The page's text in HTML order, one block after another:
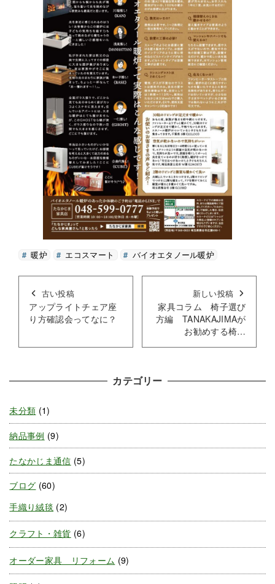
暖炉 エコスマート バイオエタノール暖炉
古い投稿
アップライトチェア座
り方確認会ってなに？
新しい投稿
家具コラム 椅子選び
方編 TANAKAJIMAが
お勧めする椅…
カテゴリー
未分類 (1)
納品事例 (9)
たなかじま通信 (5)
ブログ (60)
手織り絨毯 (2)
クラフト・雑貨 (6)
オーダー家具 リフォーム (9)